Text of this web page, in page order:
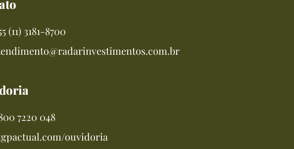
(11) 3181-8700
7220 048
ouvidoria